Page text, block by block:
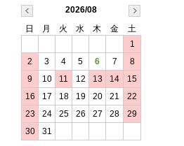
2026/08
日 月 火 水 木 金
土
1
2 3 4 5 6 7 8
9 10 11 12 13 14 15
16 17 18 19 20 21 22
23 24 25 26 27 28 29
30 31